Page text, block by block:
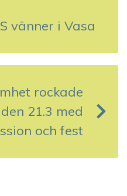
vänner i Vasa
rockade
21.3 med
och fest